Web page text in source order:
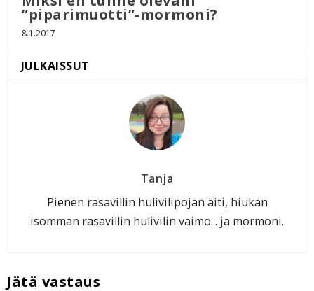
”piparimuotti”-mormoni?
8.1.2017
Tanja
Pienen rasavillin hulivilipojan äiti, hiukan
isomman rasavillin hulivilin vaimo... ja mormoni.